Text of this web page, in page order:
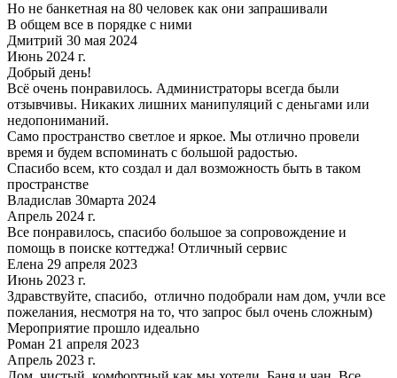
Но не банкетная на 80 человек как они запрашивали
В общем все в порядке с ними
Дмитрий 30 мая 2024
Июнь 2024 г.
Добрый день!
Всё очень понравилось. Администраторы всегда были
отзывчивы. Никаких лишних манипуляций с деньгами или
недопониманий.
Само пространство светлое и яркое. Мы отлично провели
время и будем вспоминать с большой радостью.
Спасибо всем, кто создал и дал возможность быть в таком
пространстве
Владислав 30марта 2024
Апрель 2024 г.
Все понравилось, спасибо большое за сопровождение и
помощь в поиске коттеджа! Отличный сервис
Елена 29 апреля 2023
Июнь 2023 г.
Здравствуйте, спасибо, отлично подобрали нам дом, учли все
пожелания, несмотря на то, что запрос был очень сложным)
Мероприятие прошло идеально
Роман 21 апреля 2023
Апрель 2023 г.